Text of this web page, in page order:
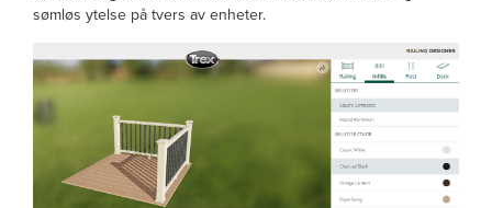
sømløs ytelse på tvers av enheter.